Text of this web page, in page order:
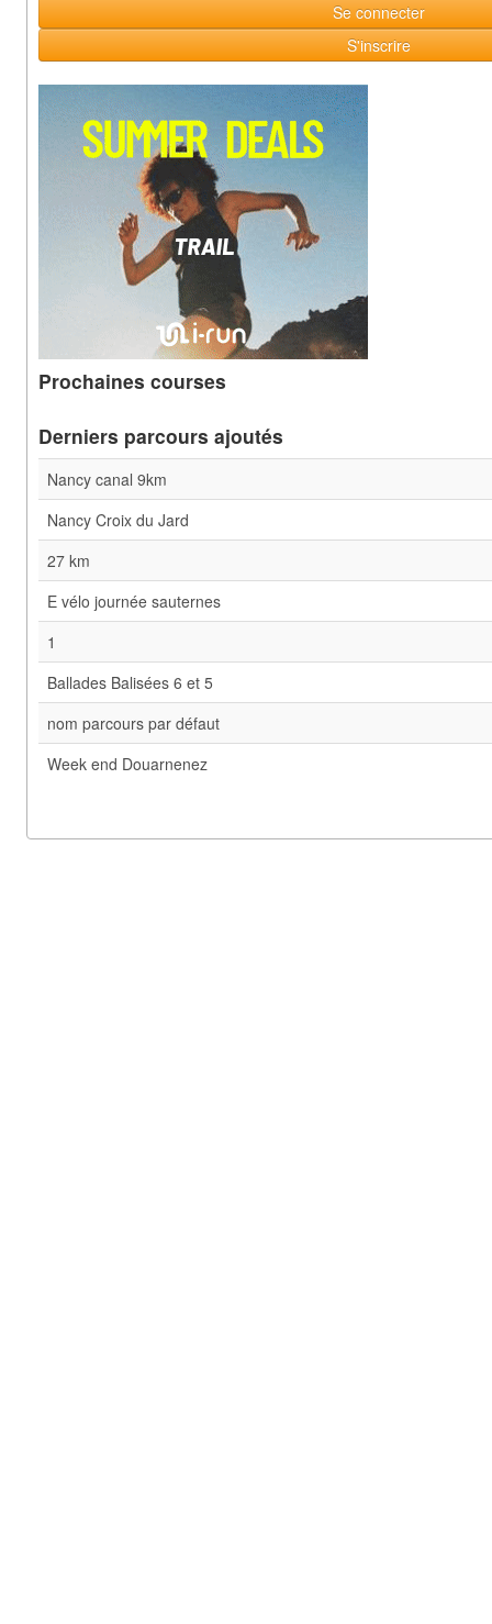
Se connecter
S'inscrire
Prochaines courses
Derniers parcours ajoutés
Nancy canal 9km
Nancy Croix du Jard
27 km
E vélo journée sauternes
1
Ballades Balisées 6 et 5
nom parcours par défaut
Week end Douarnenez